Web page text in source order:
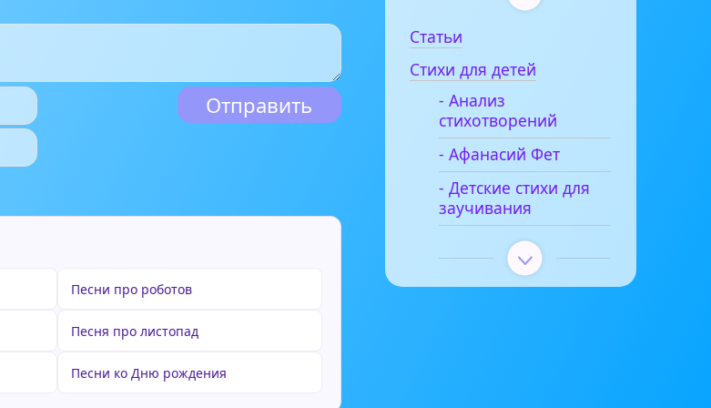
Песни про роботов
Песня про листопад
Песни ко Дню рождения
Статьи
Стихи для детей
- Анализ
стихотворений
- Афанасий Фет
- Детские стихи для
заучивания